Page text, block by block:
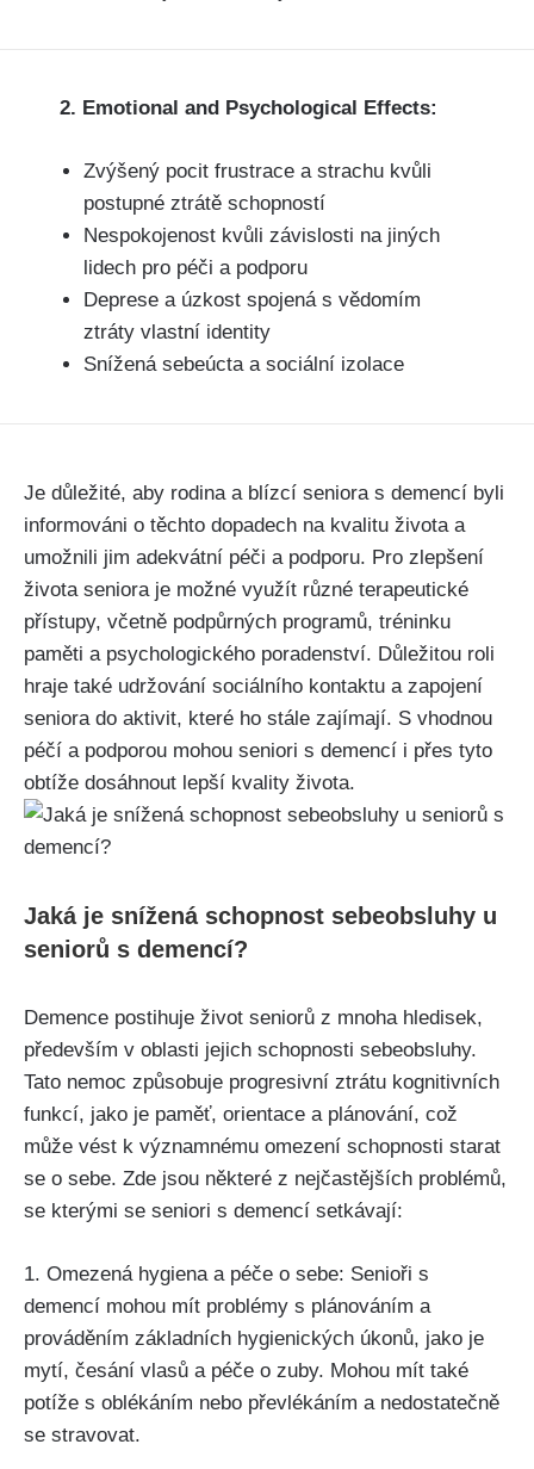
2. Emotional and Psychological Effects:
Zvýšený pocit frustrace a strachu kvůli
postupné ztrátě schopností
Nespokojenost kvůli závislosti na jiných
lidech pro péči a podporu
Deprese a úzkost spojená s vědomím
ztráty vlastní identity
Snížená sebeúcta a sociální izolace
Je důležité, aby rodina a blízcí seniora s demencí byli
informováni o těchto dopadech na kvalitu života a
umožnili jim adekvátní péči a podporu. Pro zlepšení
života seniora je možné využít různé terapeutické
přístupy, včetně podpůrných programů, tréninku
paměti a psychologického poradenství. Důležitou roli
hraje také udržování sociálního kontaktu a zapojení
seniora do aktivit, které ho stále zajímají. S vhodnou
péčí a podporou mohou seniori s demencí i přes tyto
obtíže dosáhnout lepší kvality života.
Jaká je snížená schopnost sebeobsluhy u
seniorů s demencí?
Demence postihuje život seniorů z mnoha hledisek,
především v oblasti jejich schopnosti sebeobsluhy.
Tato nemoc způsobuje progresivní ztrátu kognitivních
funkcí, jako je paměť, orientace a plánování, což
může vést k významnému omezení schopnosti starat
se o sebe. Zde jsou některé z nejčastějších problémů,
se kterými se seniori s demencí setkávají:
1. Omezená hygiena a péče o sebe: Senioři s
demencí mohou mít problémy s plánováním a
prováděním základních hygienických úkonů, jako je
mytí, česání vlasů a péče o zuby. Mohou mít také
potíže s oblékáním nebo převlékáním a nedostatečně
se stravovat.